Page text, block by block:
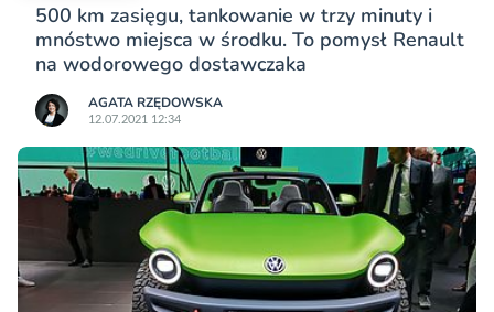
500 km zasięgu, tankowanie w trzy minuty i
mnóstwo miejsca w środku. To pomysł Renault
na wodorowego dostawczaka
AGATA RZĘDOWSKA
12.07.2021 12:34